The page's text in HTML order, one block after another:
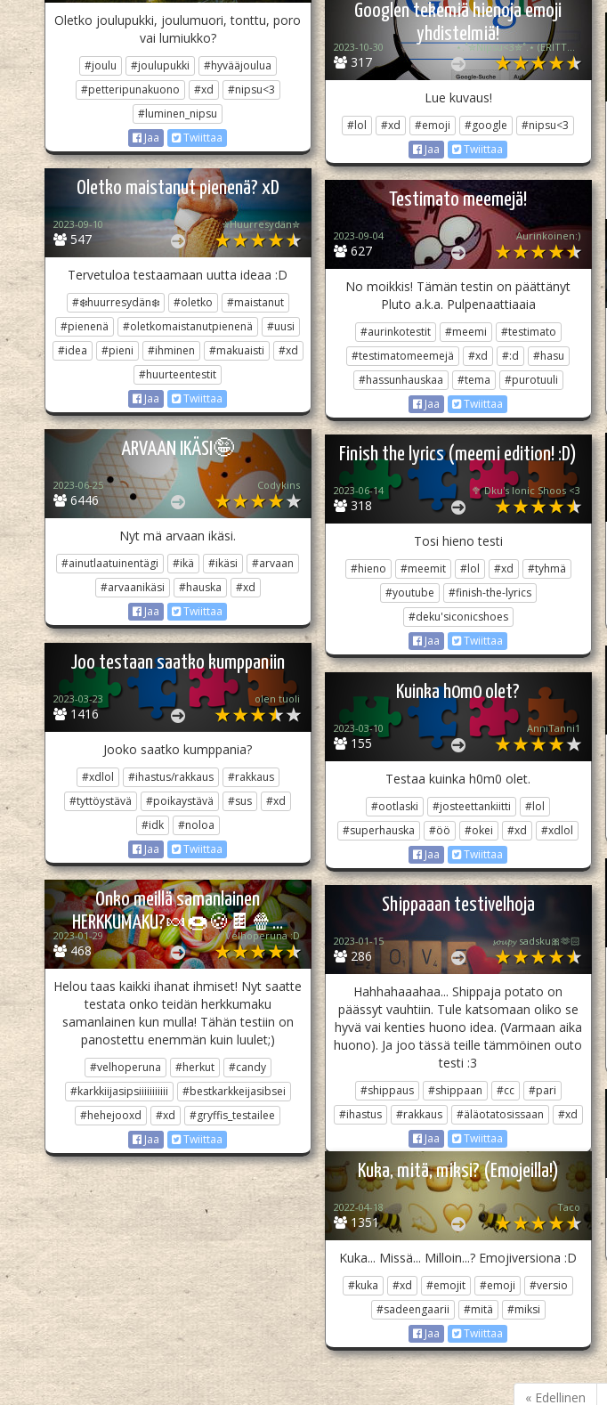
Oletko joulupukki, joulumuori, tonttu, poro
vai lumiukko?
#joulu #joulupukki
#hyvääjoulua
#petteripunakuono
#xd
#nipsu<3
#luminen_nipsu
Jaa
Twiittaa
Googlen tekemiä hienoja emoji
yhdistelmiä!
317
2023-10-30 ⋆.˚✮Nipsu<3✮˚.⋆ (ERITTÄIN epä akt)
Lue kuvaus!
#lol #xd #emoji #google
#nipsu<3
Jaa
Twiittaa
Oletko maistanut pienenä? xD
547
2023-09-10 ✮Huurresydän✮
Tervetuloa testaamaan uutta ideaa :D
#❄️huurresydän❄️ #oletko
#maistanut
#pienenä
#oletkomaistanutpienenä
#uusi
#idea
#pieni #ihminen #makuaisti
#xd
#huurteentestit
Jaa
Twiittaa
Testimato meemejä!
627
2023-09-04 Aurinkoinen:)
No moikkis! Tämän testin on päättänyt
Pluto a.k.a. Pulpenaattiaaia
#aurinkotestit #meemi
#testimato
#testimatomeemejä
#xd #:d
#hasu
#hassunhauskaa
#tema
#purotuuli
Jaa
Twiittaa
ARVAAN IKÄSI🤪
6446
2023-06-25 Codykins
Nyt mä arvaan ikäsi.
#ainutlaatuinentägi #ikä #ikäsi
#arvaan
#arvaanikäsi
#hauska
#xd
Jaa
Twiittaa
Finish the lyrics (meemi edition! :D)
318
2023-06-14 🥦 Dku's Ionic Shoos <3
Tosi hieno testi
#hieno #meemit #lol #xd
#tyhmä
#youtube
#finish-the-lyrics
#deku'siconicshoes
Jaa
Twiittaa
Joo testaan saatko kumppaniin
1416
2023-03-23 olen tuoli
Jooko saatko kumppania?
#xdlol #ihastus/rakkaus
#rakkaus
#tyttöystävä
#poikaystävä #sus
#xd
#idk
#noloa
Jaa
Twiittaa
Kuinka h0m0 olet?
155
2023-03-10 AnniTanni1
Testaa kuinka h0m0 olet.
#ootlaski #josteettankiitti
#lol
#superhauska
#öö #okei #xd
#xdlol
Jaa
Twiittaa
Onko meillä samanlainen
HERKKUMAKU?🍬🍩🍪🍫🍿...
468
2023-01-29 Velhoperuna :D
Helou taas kaikki ihanat ihmiset! Nyt saatte
testata onko teidän herkkumaku
samanlainen kun mulla! Tähän testiin on
panostettu enemmän kuin luulet;)
#velhoperuna #herkut
#candy
#karkkiijasipsiiiiiiiiiii
#bestkarkkeijasibsei
#hehejooxd
#xd
#gryffis_testailee
Jaa
Twiittaa
Shippaaan testivelhoja
286
2023-01-15 𝓼𝓸𝓾𝓹𝔂 sadsku🎀🫶🏻
Hahhahaaahaa... Shippaja potato on
päässyt vauhtiin. Tule katsomaan oliko se
hyvä vai kenties huono idea. (Varmaan aika
huono). Ja joo tässä teille tämmöinen outo
testi :3
#shippaus #shippaan #cc
#pari
#ihastus
#rakkaus #äläotatosissaan
#xd
Jaa
Twiittaa
Kuka, mitä, miksi? (Emojeilla!)
1351
2022-04-18 Taco
Kuka... Missä... Milloin...? Emojiversiona :D
#kuka #xd #emojit #emoji
#versio
#sadeengaarii
#mitä
#miksi
Jaa
Twiittaa
« Edellinen